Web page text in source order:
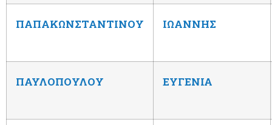
ΠΑΠΑΚΩΝΣΤΑΝΤΙΝΟΥ ΙΩΑΝΝΗΣ
ΠΑΥΛΟΠΟΥΛΟΥ ΕΥΓΕΝΙΑ